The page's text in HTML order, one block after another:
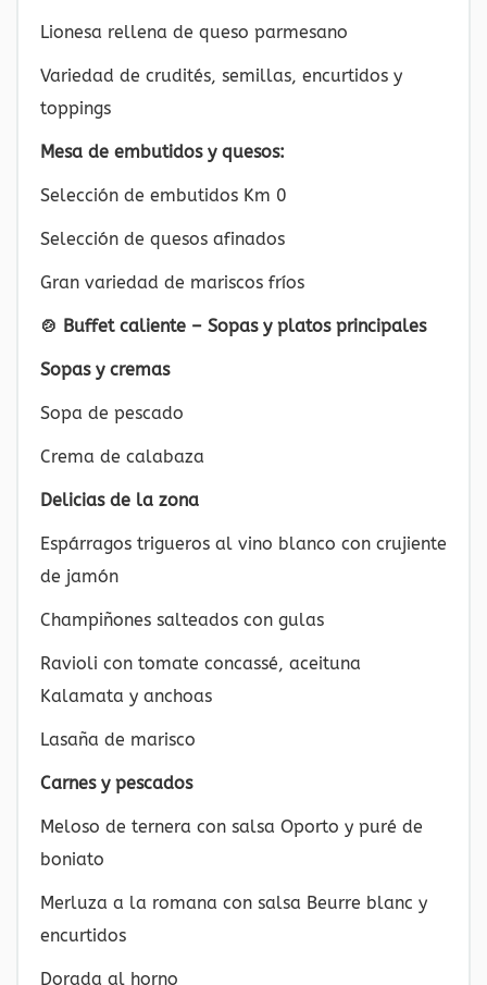
Lionesa rellena de queso parmesano
Variedad de crudités, semillas, encurtidos y
toppings
Mesa de embutidos y quesos:
Selección de embutidos Km 0
Selección de quesos afinados
Gran variedad de mariscos fríos
🍲 Buffet caliente – Sopas y platos principales
Sopas y cremas
Sopa de pescado
Crema de calabaza
Delicias de la zona
Espárragos trigueros al vino blanco con crujiente
de jamón
Champiñones salteados con gulas
Ravioli con tomate concassé, aceituna
Kalamata y anchoas
Lasaña de marisco
Carnes y pescados
Meloso de ternera con salsa Oporto y puré de
boniato
Merluza a la romana con salsa Beurre blanc y
encurtidos
Dorada al horno